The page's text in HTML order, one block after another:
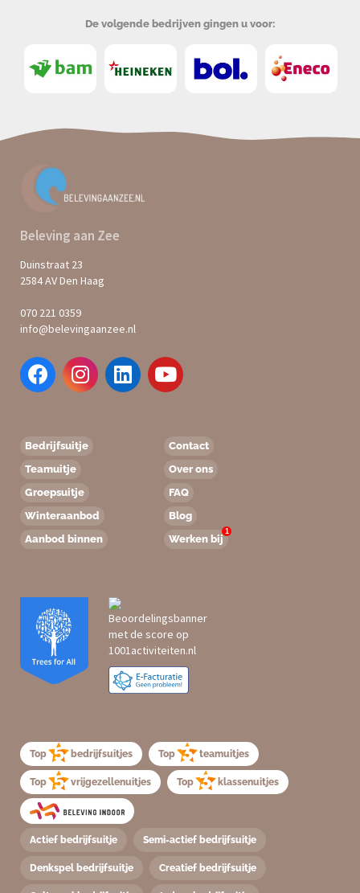
De volgende bedrijven gingen u voor:
Beleving aan Zee
Duinstraat 23
2584 AV Den Haag
070 221 0359
info@belevingaanzee.nl
Bedrijfsuitje
Teamuitje
Groepsuitje
Winteraanbod
Aanbod binnen
Contact
Over ons
FAQ
Blog
Werken bij
1
Top bedrijfsuitjes Top teamuitjes
Top vrijgezellenuitjes Top klassenuitjes
Actief bedrijfsuitje Semi-actief bedrijfsuitje
Denkspel bedrijfsuitje Creatief bedrijfsuitje